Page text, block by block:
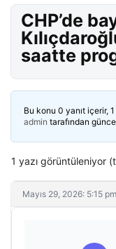
CHP’de
saatte
Bu konu 0 yanıt içerir,
admin tarafından
1 yazı görüntüleniyor
Mayıs 29, 2026: 5:15 pm